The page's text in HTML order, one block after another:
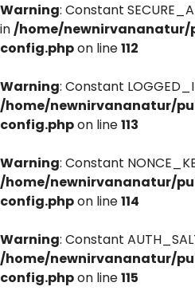
Warning: Constant
in/home/
config.phpon line112
Warning: Constant
/home/newnirvananatur/
config.phpon line113
Warning: Constant
/home/newnirvananatur/
config.phpon line114
Warning: Constant
/home/newnirvananatur/
config.phpon line115